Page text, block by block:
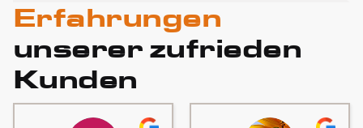
Erfahrungen
unserer zufrieden
Kunden